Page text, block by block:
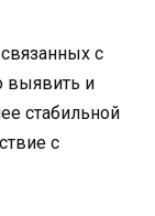
с
выявить и
стабильной
с